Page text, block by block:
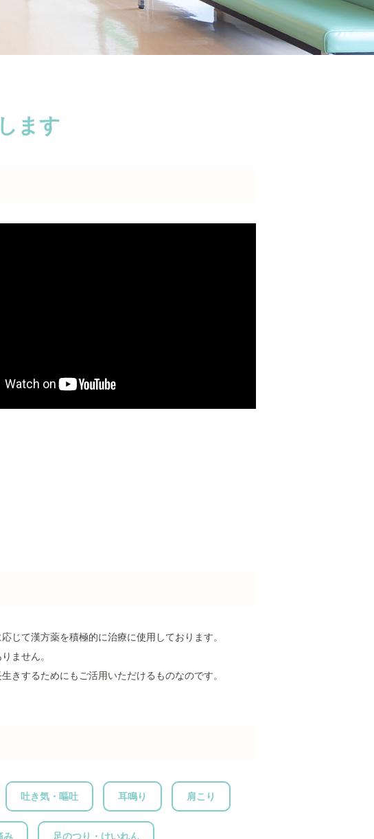
ます
じて漢方薬を積極的に治療に使用しております。
ません。
きするためにもご活用いただけるものなのです。
吐き気・嘔吐 耳鳴り 肩こり
み 足のつり・けいれん